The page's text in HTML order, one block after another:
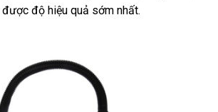
toán
có
được độ hiệu quả sớm nhất.